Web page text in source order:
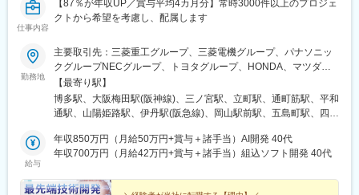
仕事内容
【87％が年収UP／賞与平均4カ月分】常時3000件以上のプロジェ
クトから希望を考慮し、配属します
勤務地
主要取引先：三菱重工グループ、三菱電機グループ、パナソニッ
クグループNECグループ、トヨタグループ、HONDA、マツダグ
ループ、NTTグループ、エネコム、 等★プロジェクト先 ※一部
抜粋◆関西大阪：大阪市（梅田、京橋、本町、中之島等）、門
真、守口、池田、堺、池田、豊中、高槻、吹田 等兵庫：神戸市
尼崎、三田、宝塚 等 京都：京都（西大路、西院、四条）、長
岡京、向日、亀岡、けいはんな 等滋賀：草津、大津、栗東、守
等）、府中町、東広島、福山、呉、三原 等岡山：岡山市、倉
【最寄り駅】
博多駅、大阪梅田駅(阪神線)、三ノ宮駅、立町駅、通町筋駅、平和
通駅、山陽姫路駅、伊丹駅(阪急線)、岡山駅前駅、五島町駅、四条
東駅、熊本城・市役所前駅、小倉駅(福岡県)、姫路駅、伊丹駅(福
知山線)、岡山駅、大波止駅、烏丸駅、櫛田神社前駅、県庁前駅(広
給与
年収850万円（月給50万円+賞与＋諸手当）AI開発 40代
年収700万円（月給42万円+賞与＋諸手当）組込ソフト開発 40代